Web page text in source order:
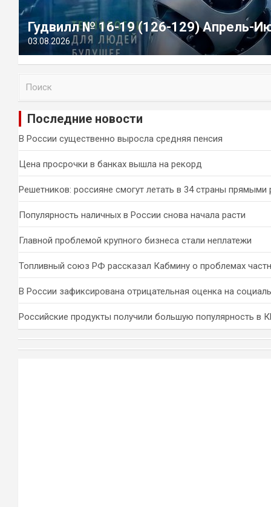
Гудвилл № 16-19 (126-129) Апрель-
03.08.2026
и
Последние новости
В России существенно выросла средняя пенсия
Цена просрочки в банках вышла на рекорд
Решетников: россияне смогут летать в 34 страны прямыми
Популярность наличных в России снова начала расти
Главной проблемой крупного бизнеса стали неплатежи
Топливный союз РФ рассказал Кабмину о проблемах
В России зафиксирована отрицательная оценка на
Российские продукты получили большую популярность в